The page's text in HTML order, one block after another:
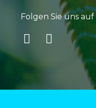
Folgen Sie uns auf